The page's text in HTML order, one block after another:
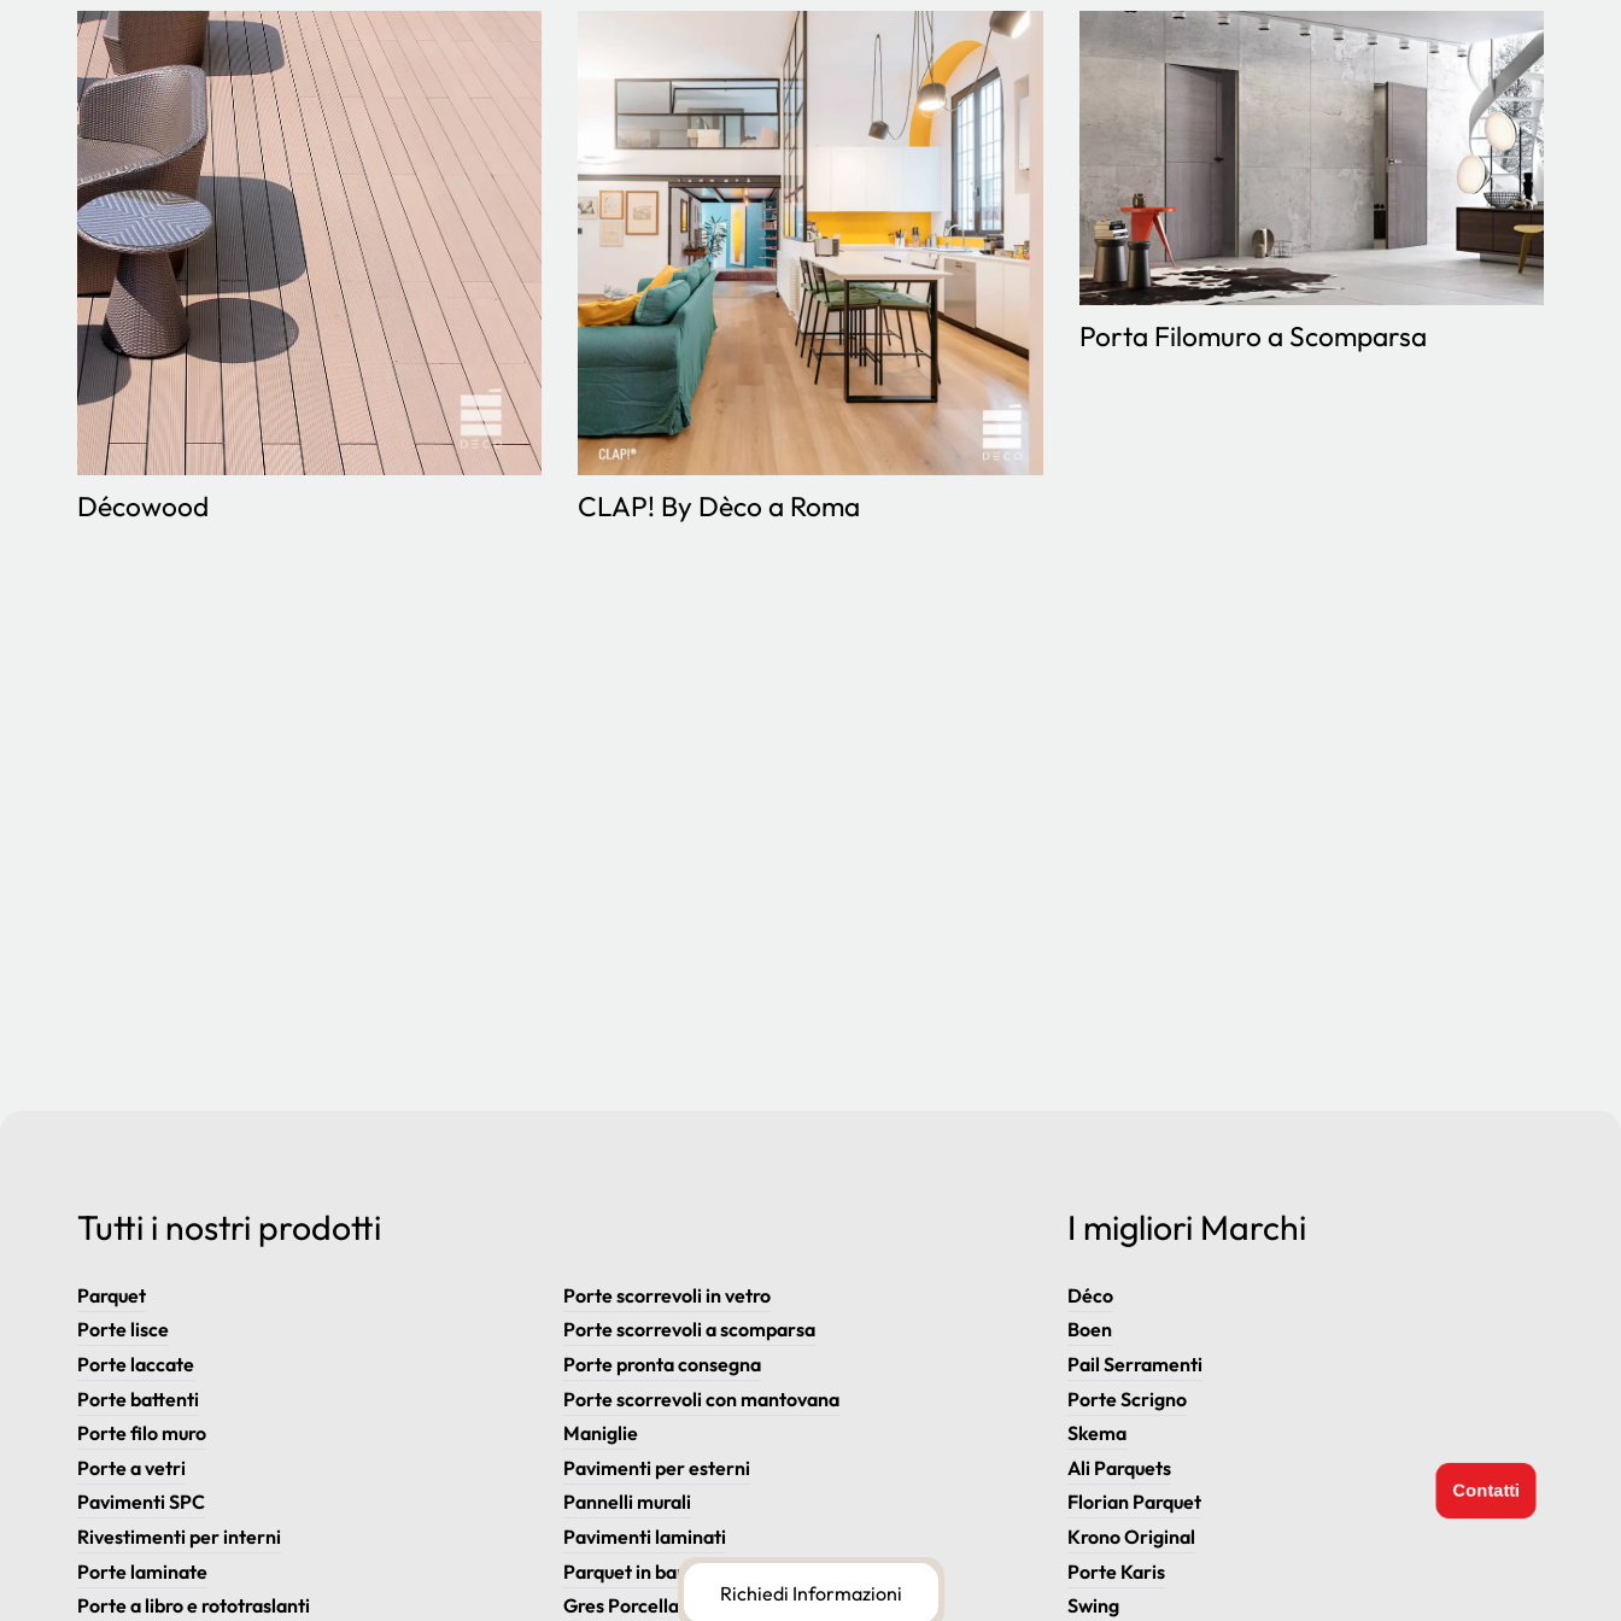
Décowood CLAP! By Dèco a Roma
Porta Filomuro a Scomparsa
Tutti i nostri prodotti
Parquet
Porte lisce
Porte laccate
Porte battenti
Porte filo muro
Porte a vetri
Pavimenti SPC
Rivestimenti per interni
Porte laminate
Porte a libro e rototraslanti
Porte scorrevoli in vetro
Porte scorrevoli a scomparsa
Porte pronta consegna
Porte scorrevoli con mantovana
Maniglie
Pavimenti per esterni
Pannelli murali
Pavimenti laminati
Parquet in bamboo
Gres Porcellanato
I migliori Marchi
Déco
Boen
Pail Serramenti
Porte Scrigno
Skema
Ali Parquets
Florian Parquet
Krono Original
Porte Karis
Swing
Contatti
Richiedi Informazioni